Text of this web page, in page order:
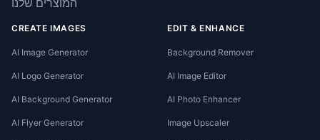
המוצרים שלנו
CREATE IMAGES
AI Image Generator
AI Logo Generator
AI Background Generator
AI Flyer Generator
EDIT & ENHANCE
Background Remover
AI Image Editor
AI Photo Enhancer
Image Upscaler